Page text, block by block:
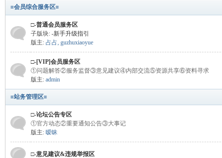
≡会员综合服务区≡
□-普通会员服务区
子版块: -新手升级指引
版主: 占占, guzhuxiaoyue
□-[VIP]会员服务区
①问题解答②服务监督③意见建议④内部交流⑤资源共享⑥资料寻求
版主: admin
≡站务管理区≡
□-论坛公告专区
①官方动态②重要通知公告③大事记
版主: 暧昧
□-意见建议&违规举报区